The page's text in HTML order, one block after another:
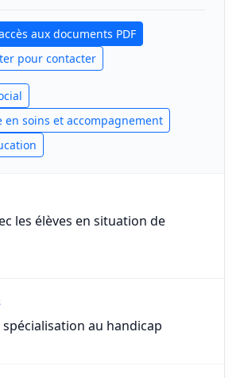
aux documents PDF
pour contacter
en soins et accompagnement
les élèves en situation de
au handicap